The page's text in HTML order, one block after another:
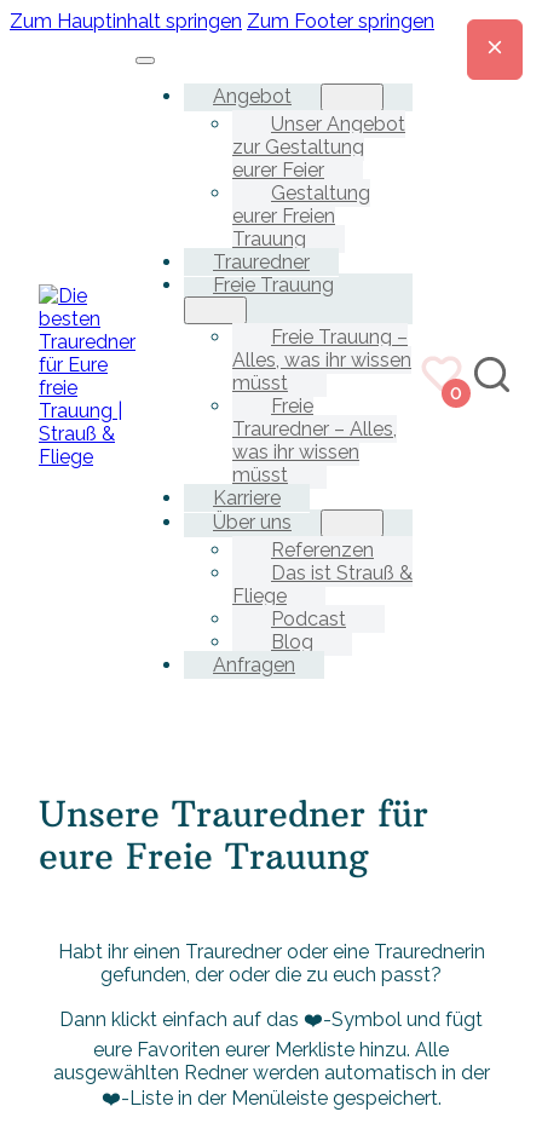
Zum Hauptinhalt springen Zum Footer springen
Angebot
Unser Angebot
zur Gestaltung
eurer Feier
Gestaltung
eurer Freien
Trauung
Trauredner
Freie Trauung
Freie Trauung –
Alles, was ihr wissen
müsst
Freie
Trauredner – Alles,
was ihr wissen
müsst
Karriere
Über uns
Referenzen
Das ist Strauß &
Fliege
Podcast
Blog
Anfragen
0
Unsere Trauredner für
eure Freie Trauung
Habt ihr einen Trauredner oder eine Traurednerin
gefunden, der oder die zu euch passt?
Dann klickt einfach auf das ❤️-Symbol und fügt
eure Favoriten eurer Merkliste hinzu. Alle
ausgewählten Redner werden automatisch in der
❤️-Liste in der Menüleiste gespeichert.